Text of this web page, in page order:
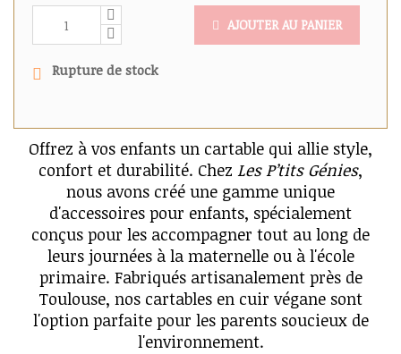
AJOUTER AU PANIER
Rupture de stock
Offrez à vos enfants un cartable qui allie style,
confort et durabilité. Chez Les P’tits Génies,
nous avons créé une gamme unique
d'accessoires pour enfants, spécialement
conçus pour les accompagner tout au long de
leurs journées à la maternelle ou à l'école
primaire. Fabriqués artisanalement près de
Toulouse, nos cartables en cuir végane sont
l'option parfaite pour les parents soucieux de
l'environnement.